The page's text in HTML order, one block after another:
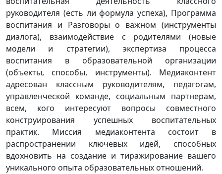
руководителя (есть ли формула успеха), Программа
воспитания и Разговоры о важном (инструменты
диалога), взаимодействие с родителями (новые
модели и стратегии), экспертиза процесса
воспитания в образовательной организации
(объекты, способы, инструменты). Медиаконтент
адресован классным руководителям, педагогам,
управленческой команде, социальным партнерам,
всем, кого интересуют вопросы совместного
конструирования успешных воспитательных
практик. Миссия медиаконтента состоит в
распространении ключевых идей, способных
вдохновить на создание и тиражирование вашего
уникального опыта образовательных отношений.